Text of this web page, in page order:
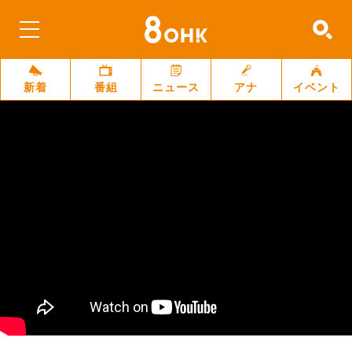
新着 番組 ニュース アナ イベント